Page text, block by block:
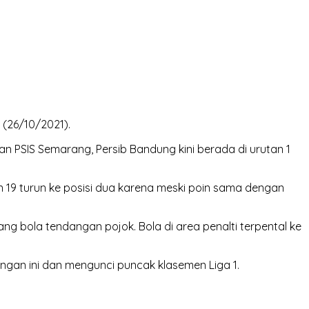
10/2021).
PSIS Semarang, Persib Bandung kini berada di urutan 1
turun ke posisi dua karena meski poin sama dengan
bola tendangan pojok. Bola di area penalti terpental ke
ini dan mengunci puncak klasemen Liga 1.